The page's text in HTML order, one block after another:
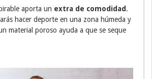
aporta un extra de comodidad .
hacer deporte en una zona húmeda y
material poroso ayuda a que se seque